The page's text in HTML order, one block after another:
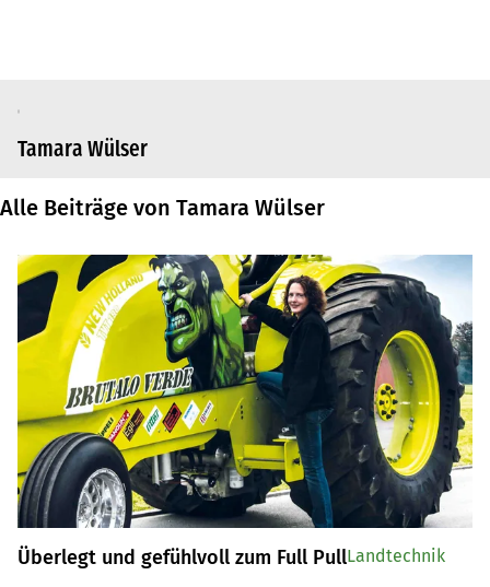
Tamara Wülser
Alle Beiträge von Tamara Wülser
Überlegt und gefühlvoll zum Full PullLandtechnik